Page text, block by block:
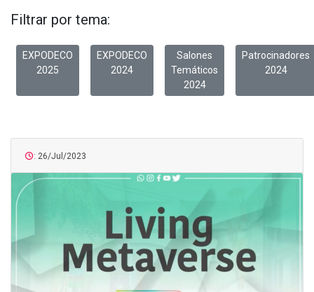
Filtrar por tema:
EXPODECO
2025
EXPODECO
2024
Salones
Temáticos
2024
Patrocinadores
2024
: 26/Jul/2023